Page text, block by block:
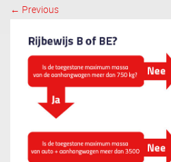
Image navigation
← Previous